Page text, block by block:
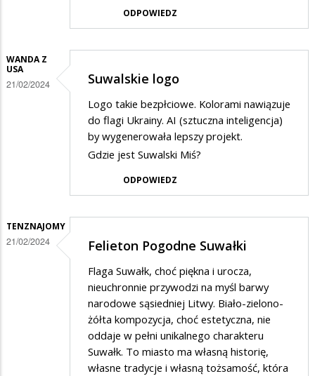
ODPOWIEDZ
WANDA Z
USA
21/02/2024 Suwalskie logo
Logo takie bezpłciowe. Kolorami nawiązuje
do flagi Ukrainy. AI (sztuczna inteligencja)
by wygenerowała lepszy projekt.
Gdzie jest Suwalski Miś?
ODPOWIEDZ
TENZNAJOMY
21/02/2024 Felieton Pogodne Suwałki
Flaga Suwałk, choć piękna i urocza,
nieuchronnie przywodzi na myśl barwy
narodowe sąsiedniej Litwy. Biało-zielono-
żółta kompozycja, choć estetyczna, nie
oddaje w pełni unikalnego charakteru
Suwałk. To miasto ma własną historię,
własne tradycje i własną tożsamość, która